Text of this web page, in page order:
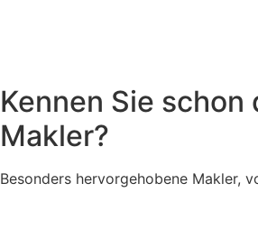
Kennen Sie schon
Makler?
Besonders hervorgehobene Makler,